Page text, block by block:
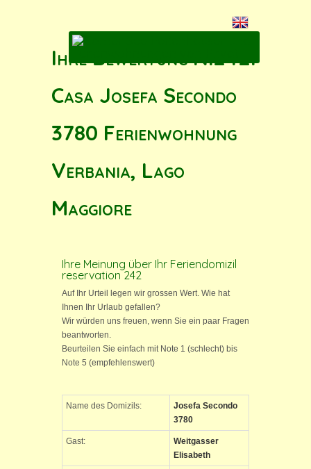
Ihre Bewertung N.242:
Casa Josefa Secondo
3780 Ferienwohnung
Verbania, Lago
Maggiore
Ihre Meinung über Ihr Feriendomizil
reservation 242
Auf Ihr Urteil legen wir grossen Wert. Wie hat
Ihnen Ihr Urlaub gefallen?
Wir würden uns freuen, wenn Sie ein paar Fragen
beantworten.
Beurteilen Sie einfach mit Note 1 (schlecht) bis
Note 5 (empfehlenswert)
Name des Domizils:
Josefa Secondo
3780
Gast:
Weitgasser
Elisabeth